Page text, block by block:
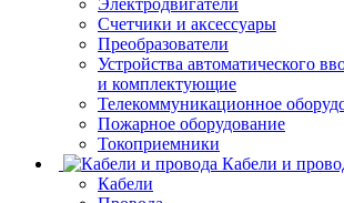
Счетчики и аксессуары
Преобразователи
Устройства автоматического
и комплектующие
Телекоммуникационное
Пожарное оборудование
Токоприемники
Кабели и
Кабели